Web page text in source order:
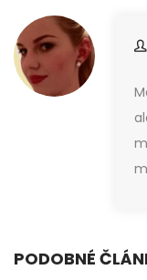
PODOBNÉ